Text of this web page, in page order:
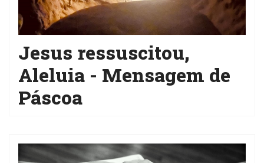
Jesus ressuscitou,
Aleluia - Mensagem de
Páscoa